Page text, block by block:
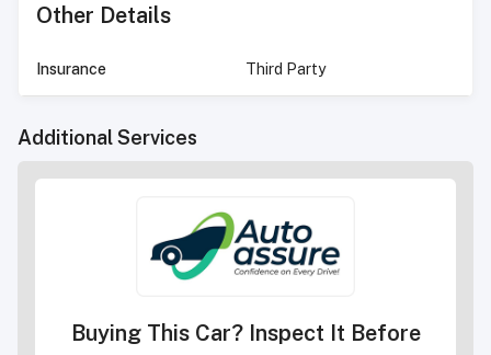
Other Details
Insurance Third Party
Additional Services
Buying This Car? Inspect It Before